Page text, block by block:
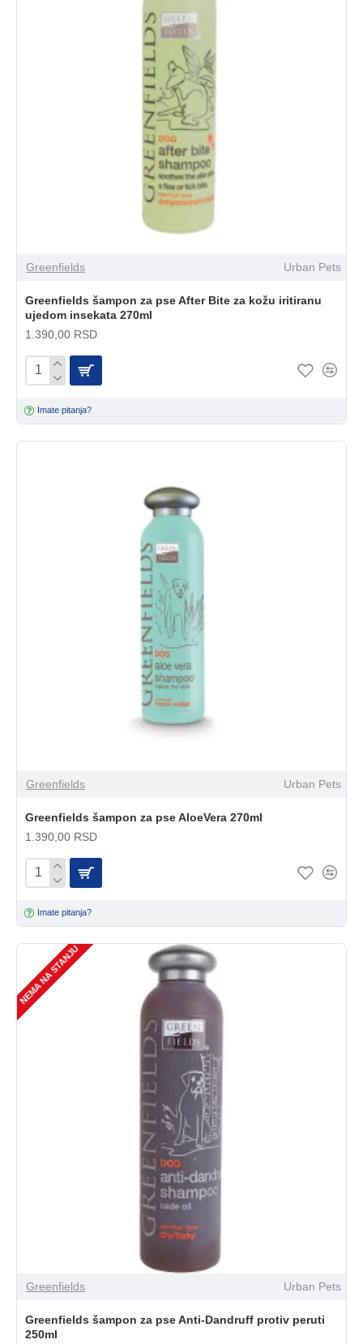
Greenfields Urban Pets
Greenfields šampon za pse After Bite za kožu iritiranu
ujedom insekata 270ml
1.390,00 RSD
Imate pitanja?
Greenfields Urban Pets
Greenfields šampon za pse AloeVera 270ml
1.390,00 RSD
Imate pitanja?
NEMA NA STANJU
Greenfields Urban Pets
Greenfields šampon za pse Anti-Dandruff protiv peruti
250ml